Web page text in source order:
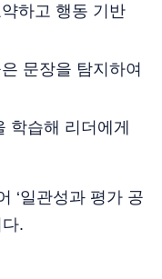
하고 행동 기반
문장을 탐지하여
학습해 리더에게
‘일관성과 평가 공
.